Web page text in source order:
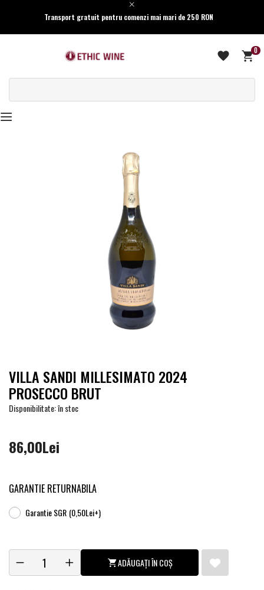
Transport gratuit pentru comenzi mai mari de 250 RON
0
VILLA SANDI MILLESIMATO 2024
PROSECCO BRUT
Disponibilitate: în stoc
86,00Lei
GARANTIE RETURNABILA
Garantie SGR (0,50Lei+)
ADĂUGAȚI ÎN COȘ